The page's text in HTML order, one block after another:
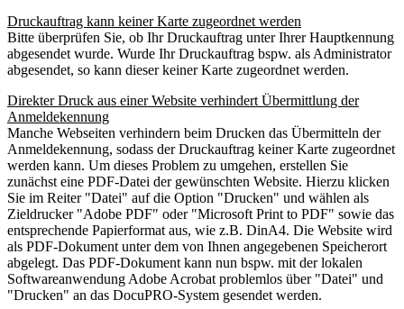
Druckauftrag kann keiner Karte zugeordnet werden
Bitte überprüfen Sie, ob Ihr Druckauftrag unter Ihrer Hauptkennung
abgesendet wurde. Wurde Ihr Druckauftrag bspw. als Administrator
abgesendet, so kann dieser keiner Karte zugeordnet werden.
Direkter Druck aus einer Website verhindert Übermittlung der
Anmeldekennung
Manche Webseiten verhindern beim Drucken das Übermitteln der
Anmeldekennung, sodass der Druckauftrag keiner Karte zugeordnet
werden kann. Um dieses Problem zu umgehen, erstellen Sie
zunächst eine PDF-Datei der gewünschten Website. Hierzu klicken
Sie im Reiter "Datei" auf die Option "Drucken" und wählen als
Zieldrucker "Adobe PDF" oder "Microsoft Print to PDF" sowie das
entsprechende Papierformat aus, wie z.B. DinA4. Die Website wird
als PDF-Dokument unter dem von Ihnen angegebenen Speicherort
abgelegt. Das PDF-Dokument kann nun bspw. mit der lokalen
Softwareanwendung Adobe Acrobat problemlos über "Datei" und
"Drucken" an das DocuPRO-System gesendet werden.